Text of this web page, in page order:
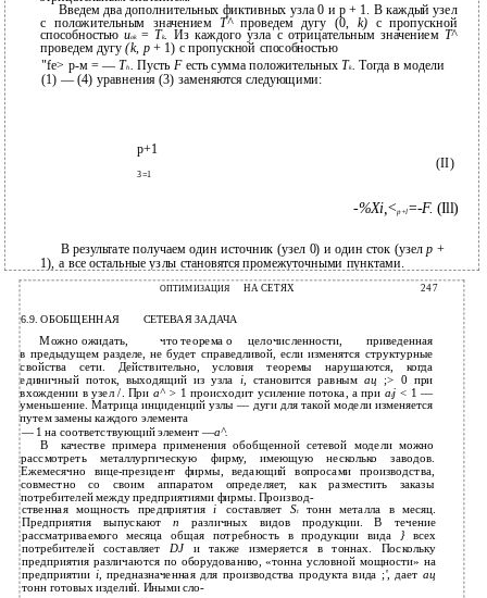
Введем два дополнительных фиктивных узла 0 и р + 1. В каждый узел
с положительным значением Т^проведем дугу (0, k) с пропускной
способностью uok = Tk.Из каждого узла с отрицательным значением Т^
проведем дугу(k, р + 1) с пропускной способностью
"fe> р-м = —Th.Пусть F есть сумма положительныхTk.Тогда в модели
(1) — (4) уравнения (3) заменяются следующими:
р+1
(II)
3=1
-%Xi,<p+l=-F. (Ill)
В результате получаем один источник (узел 0) и один сток (узелр +
1), а все остальные узлы становятся промежуточными пунктами.
ОПТИМИЗАЦИЯ НА СЕТЯХ 247
6.9. ОБОБЩЕННАЯ СЕТЕВАЯ ЗАДАЧА
Можно ожидать, что теорема о целочисленности,
приведенная
в предыдущем разделе, не будет справедливой, если изменятся структурные
свойства сети. Действительно, условия теоремы нарушаются, когда
единичный поток, выходящий из узла i, становится равнымац ;> 0 при
вхождении в узел /. При а^ > 1 происходит усиление потока, а при aij< 1 —
уменьшение. Матрица инциденций узлы — дуги для такой модели изменяется
путем замены каждого элемента
— 1 на соответствующий элемент —а^.
В
качестве примера применения обобщенной сетевой модели можно
рассмотреть металлургическую фирму, имеющую несколько заводов.
Ежемесячно вице-президент фирмы, ведающий вопросами производства,
совместно со своим аппаратом определяет, как разместить заказы
потребителей между предприятиями фирмы. Производ-
ственная мощность предприятияi составляетSt тонн металла в месяц.
Предприятия выпускаютпразличных видов продукции. В течение
рассматриваемого месяца общая потребность в продукции вида
} всех
потребителей составляет DJ и также измеряется в тоннах. Поскольку
предприятия различаются по оборудованию, «тонна условной мощности» на
предприятии i,предназначенная для производства продукта вида ;', даетац
тонн готовых изделий. Иными сло-